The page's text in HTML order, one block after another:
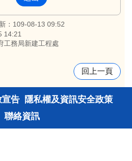
：109-08-13 09:52
14:21
工務局新建工程處
回上一頁
宣告 隱私權及資訊安全政策
聯絡資訊